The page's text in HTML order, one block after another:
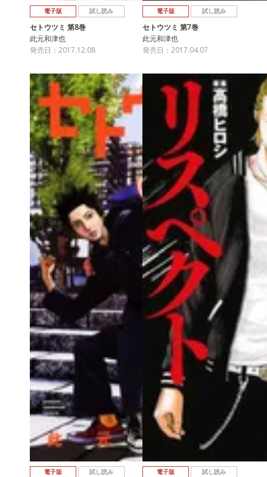
電子版 試し読み
セトウツミ 第8巻
此元和津也
発売日：2017.12.08
電子版 試し読み
セトウツミ 第7巻
此元和津也
発売日：2017.04.07
電子版 試し読み 電子版 試し読み